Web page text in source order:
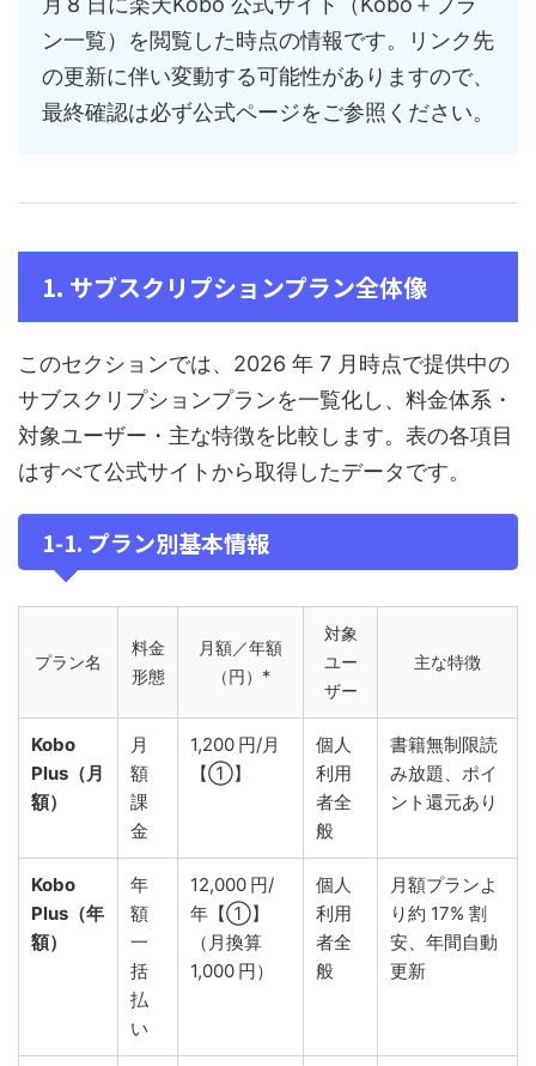
ン一覧）を閲覧した時点の情報です。リンク先
の更新に伴い変動する可能性がありますので、
最終確認は必ず公式ページをご参照ください。
1. サブスクリプションプラン全体像
このセクションでは、2026 年 7 月時点で提供中の
サブスクリプションプランを一覧化し、料金体系・
対象ユーザー・主な特徴を比較します。表の各項目
はすべて公式サイトから取得したデータです。
1‑1. プラン別基本情報
プラン名
料金
形態
月額／年額
（円）*
対象
ユー
ザー
主な特徴
Kobo
Plus（月
額）
月
額
課
金
1,200 円/月
【①】
個人
利用
者全
般
書籍無制限読
み放題、ポイ
ント還元あり
Kobo
Plus（年
額）
年
額
一
括
払
い
12,000 円/
年【①】
（月換算
1,000 円）
個人
利用
者全
般
月額プランよ
り約 17% 割
安、年間自動
更新